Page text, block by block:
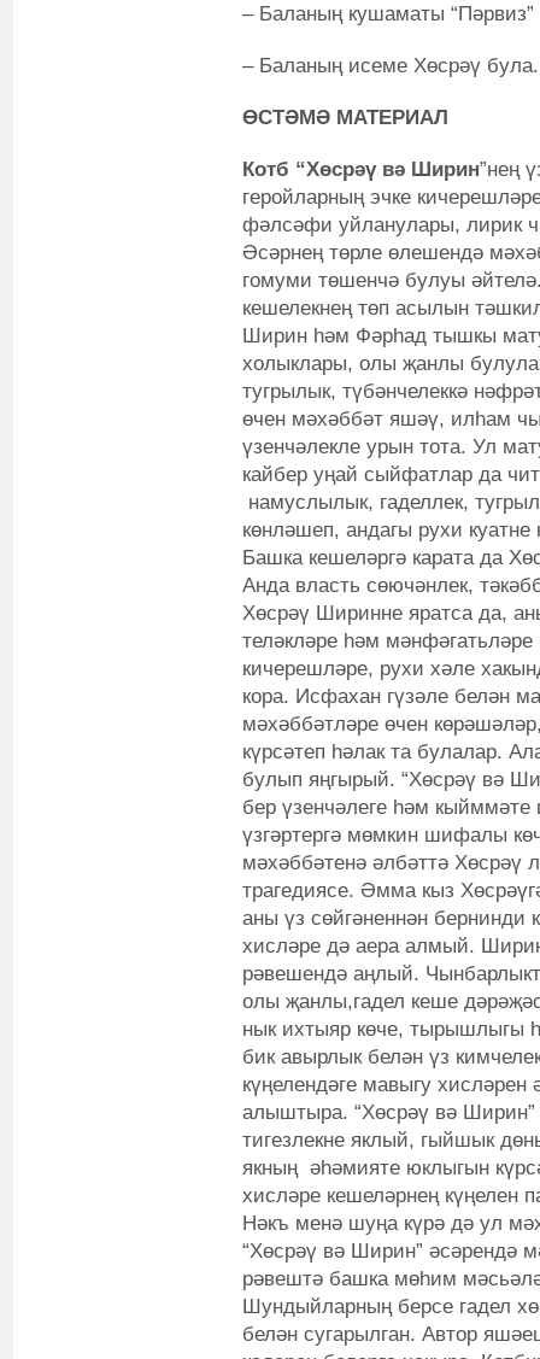
– Баланың кушаматы
– Баланың исеме Хөсрәү
ӨСТӘМӘ МАТЕРИАЛ
Котб “Хөсрәү вә Ширин”нең
геройларның эчке
фәлсәфи уйланулары, лирик
Әсәрнең төрле өлешендә
гомуми төшенчә булуы
кешелекнең төп асылын
Ширин һәм Фәрһад тышкы
холыклары, олы җанлы
тугрылык, түбәнчелеккә
өчен мәхәббәт яшәү, илһам
үзенчәлекле урын тота. Ул
кайбер уңай сыйфатлар да
намуслылык, гаделлек,
көнләшеп, андагы рухи
Башка кешеләргә карата да
Анда власть сөючәнлек,
Хөсрәү Ширинне яратса да,
теләкләре һәм
кичерешләре, рухи хәле
кора. Исфахан гүзәле белән
мәхәббәтләре өчен
күрсәтеп һәлак та булалар.
булып яңгырый. “Хөсрәү вә
бер үзенчәлеге һәм
үзгәртергә мөмкин шифалы
мәхәббәтенә әлбәттә Хөсрәү
трагедиясе. Әмма кыз
аны үз сөйгәненнән бернинди
хисләре дә аера алмый.
рәвешендә аңлый.
олы җанлы,гадел кеше
нык ихтыяр көче, тырышлыгы
бик авырлык белән үз
күңелендәге мавыгу
алыштыра. “Хөсрәү вә Ширин”
тигезлекне яклый, гыйшык
якның әһәмияте юклыгын
хисләре кешеләрнең күңелен
Нәкъ менә шуңа күрә дә ул
“Хөсрәү вә Ширин” әсәрендә
рәвештә башка мөһим
Шундыйларның берсе гадел
белән сугарылган. Автор